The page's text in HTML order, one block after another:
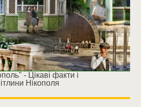
- Цікаві факти і
Нікополя